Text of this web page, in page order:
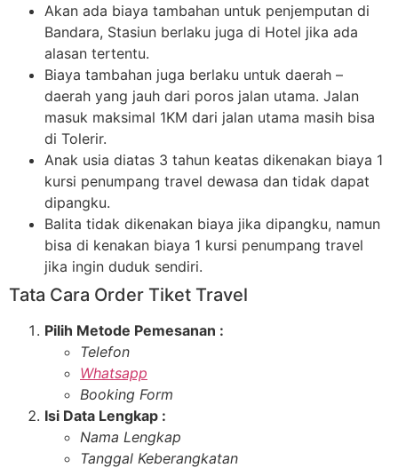
Akan ada biaya tambahan untuk penjemputan di
Bandara, Stasiun berlaku juga di Hotel jika ada
alasan tertentu.
Biaya tambahan juga berlaku untuk daerah –
daerah yang jauh dari poros jalan utama. Jalan
masuk maksimal 1KM dari jalan utama masih bisa
di Tolerir.
Anak usia diatas 3 tahun keatas dikenakan biaya 1
kursi penumpang travel dewasa dan tidak dapat
dipangku.
Balita tidak dikenakan biaya jika dipangku, namun
bisa di kenakan biaya 1 kursi penumpang travel
jika ingin duduk sendiri.
Tata Cara Order Tiket Travel
Pilih Metode Pemesanan :
Telefon
Whatsapp
Booking Form
Isi Data Lengkap :
Nama Lengkap
Tanggal Keberangkatan